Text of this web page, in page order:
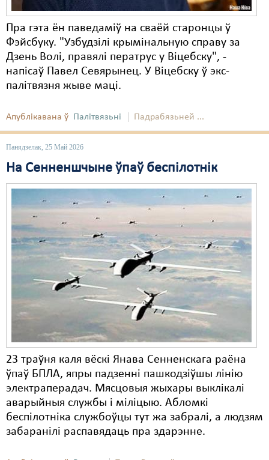
Пра гэта ён паведаміў на сваёй старонцы ў
Фэйсбуку. "Узбудзілі крымінальную справу за
Дзень Волі, правялі ператрус у Віцебску", -
напісаў Павел Севярынец. У Віцебску ў экс-
палітвязня жыве маці.
Апублікавана ў Палітвязьні Падрабязьней ...
Панядзелак, 25 Май 2026
На Сенненшчыне ўпаў беспілотнік
23 траўня каля вёскі Янава Сенненскага раёна
ўпаў БПЛА, япры падзенні пашкодзіўшы лінію
электраперадач. Мясцовыя жыхары выклікалі
аварыйныя службы і міліцыю. Абломкі
беспілотніка службоўцы тут жа забралі, а людзям
забаранілі распавядаць пра здарэнне.